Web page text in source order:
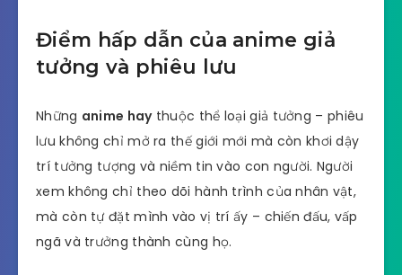
Điểm hấp dẫn của anime giả
tưởng và phiêu lưu
Những anime haythuộc thể loại giả tưởng – phiêu
lưu không chỉ mở ra thế giới mới mà còn khơi dậy
trí tưởng tượng và niềm tin vào con người. Người
xem không chỉ theo dõi hành trình của nhân vật,
mà còn tự đặt mình vào vị trí ấy – chiến đấu, vấp
ngã và trưởng thành cùng họ.